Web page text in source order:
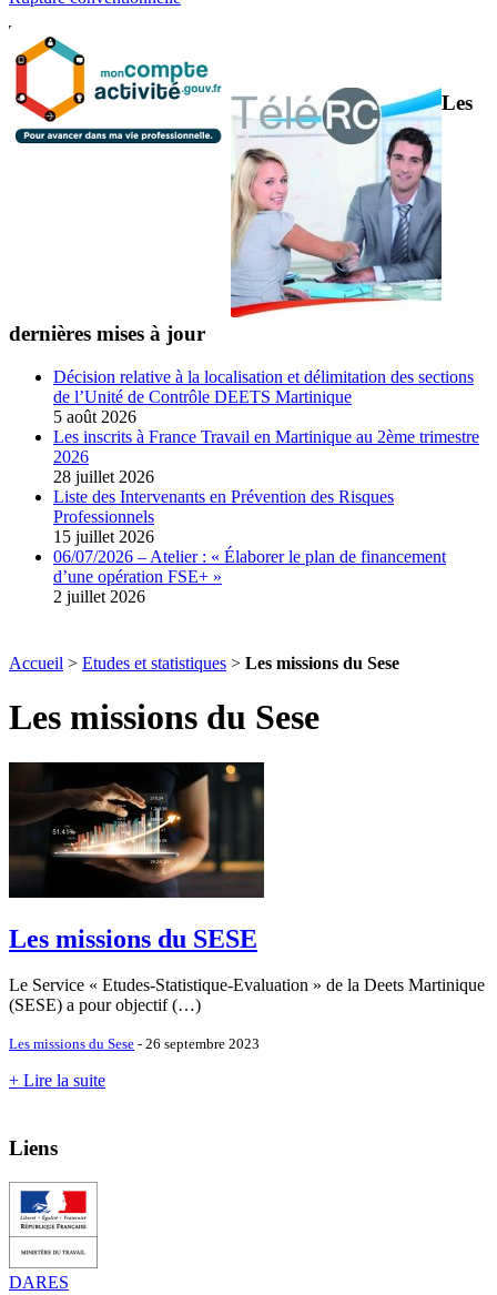
Les
dernières mises à jour
Décision relative à la localisation et délimitation des sections
de l’Unité de Contrôle DEETS Martinique
5 août 2026
Les inscrits à France Travail en Martinique au 2ème trimestre
2026
28 juillet 2026
Liste des Intervenants en Prévention des Risques
Professionnels
15 juillet 2026
06/07/2026 – Atelier : « Élaborer le plan de financement
d’une opération FSE+ »
2 juillet 2026
Accueil > Etudes et statistiques > Les missions du Sese
Les missions du Sese
Les missions du SESE
Le Service « Etudes-Statistique-Evaluation » de la Deets Martinique
(SESE) a pour objectif (…)
Les missions du Sese - 26 septembre 2023
+ Lire la suite
Liens
DARES